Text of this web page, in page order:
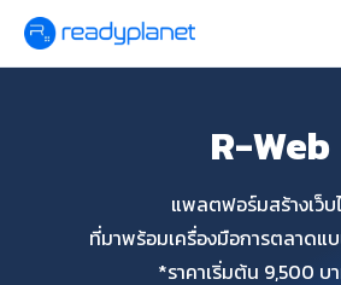
R-Web
แพลตฟอร์มสร้างเว็
ที่มาพร้อมเครื่องมือการตลาด
*ราคาเริ่มต้น 9,500 บ